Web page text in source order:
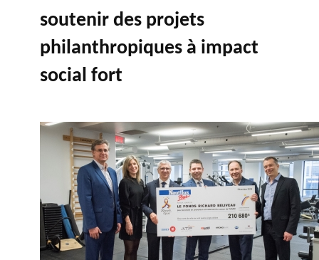
soutenir des projets
philanthropiques à impact
social fort